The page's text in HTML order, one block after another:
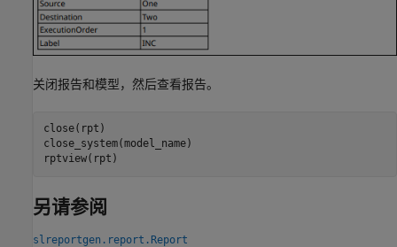
关闭报告和模型，然后查看报告。
close(rpt)
close_system(model_name)
rptview(rpt)
另请参阅
slreportgen.report.Report